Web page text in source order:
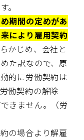
。
め期間の定めがあ
により雇用契約
かじめ、会社と
た訳なので、原
的に労働契約は
働契約の解除
きません。（労
の場合より解雇